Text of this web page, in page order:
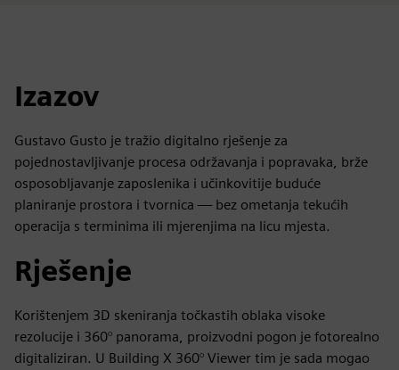
Izazov
Gustavo Gusto je tražio digitalno rješenje za
pojednostavljivanje procesa održavanja i popravaka, brže
osposobljavanje zaposlenika i učinkovitije buduće
planiranje prostora i tvornica — bez ometanja tekućih
operacija s terminima ili mjerenjima na licu mjesta.
Rješenje
Korištenjem 3D skeniranja točkastih oblaka visoke
rezolucije i 360° panorama, proizvodni pogon je fotorealno
digitaliziran. U Building X 360° Viewer tim je sada mogao